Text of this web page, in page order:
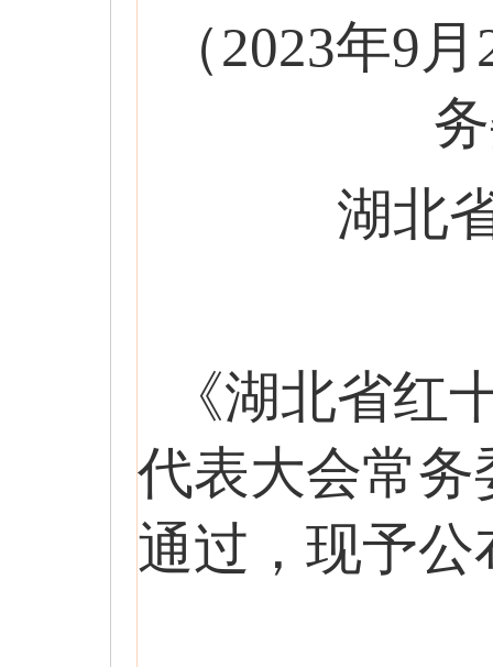
（2023年9
湖北
《湖北省红
代表大会常务
通过，现予公